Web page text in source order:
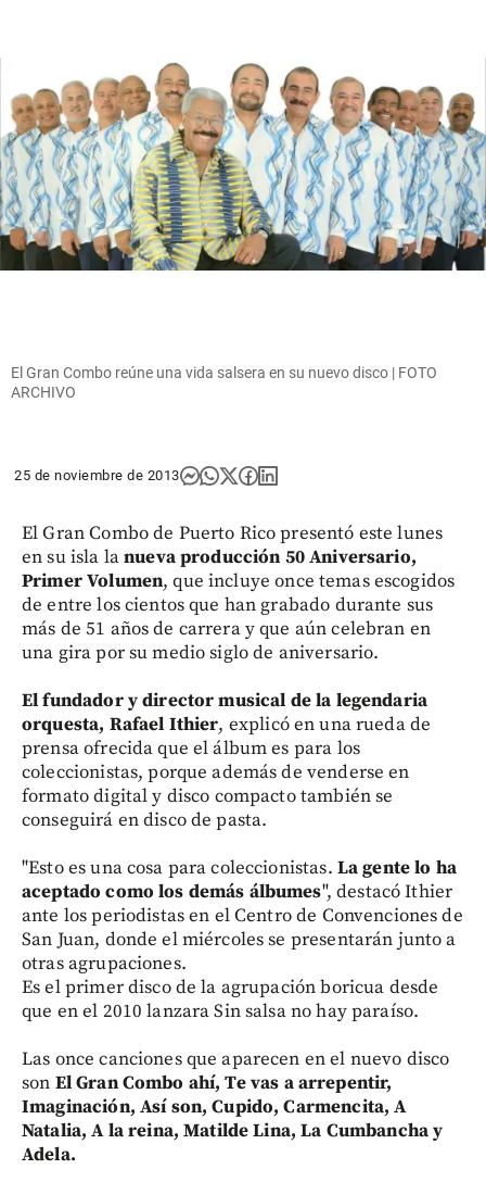
El Gran Combo reúne una vida salsera en su nuevo disco | FOTO
ARCHIVO
25 de noviembre de 2013
El Gran Combo de Puerto Rico presentó este lunes
en su isla lanueva producción 50 Aniversario,
Primer Volumen, que incluye once temas escogidos
de entre los cientos que han grabado durante sus
más de 51 años de carrera y que aún celebran en
una gira por su medio siglo de aniversario.
El fundador y director musical de la legendaria
orquesta, Rafael Ithier, explicó en una rueda de
prensa ofrecida que el álbum es para los
coleccionistas, porque además de venderse en
formato digital y disco compacto también se
conseguirá en disco de pasta.
"Esto es una cosa para coleccionistas. La gente lo ha
aceptado como los demás álbumes", destacó Ithier
ante los periodistas en el Centro de Convenciones de
San Juan, donde el miércoles se presentarán junto a
otras agrupaciones.
Es el primer disco de la agrupación boricua desde
que en el 2010 lanzara Sin salsa no hay paraíso.
Las once canciones que aparecen en el nuevo disco
son El Gran Combo ahí, Te vas a arrepentir,
Imaginación, Así son, Cupido, Carmencita, A
Natalia, A la reina, Matilde Lina, La Cumbancha y
Adela.